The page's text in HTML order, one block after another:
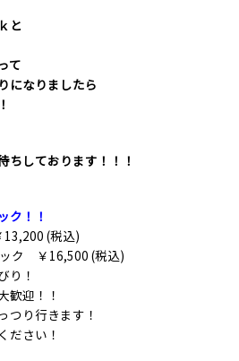
と
て
になりましたら
ちしております！！！
ク！！
(税込)
ク ￥16,500 (税込)
り！
迎！！
つり行きます！
ださい！